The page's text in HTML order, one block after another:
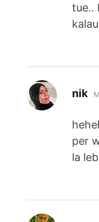
tue..
nik
per
la